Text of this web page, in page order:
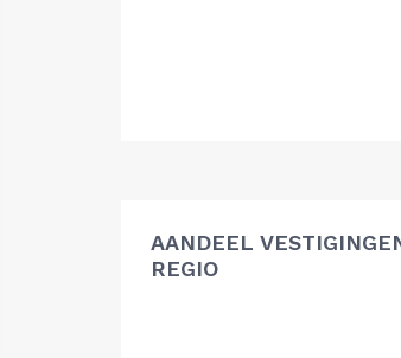
AANDEEL
REGIO